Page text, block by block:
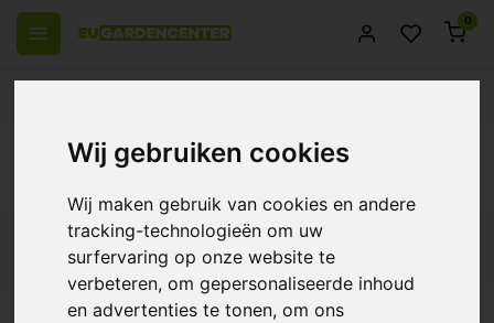
Wij gebruiken cookies
Wij maken gebruik van cookies en andere
tracking-technologieën om uw
surfervaring op onze website te
verbeteren, om gepersonaliseerde inhoud
en advertenties te tonen, om ons
0
Terug